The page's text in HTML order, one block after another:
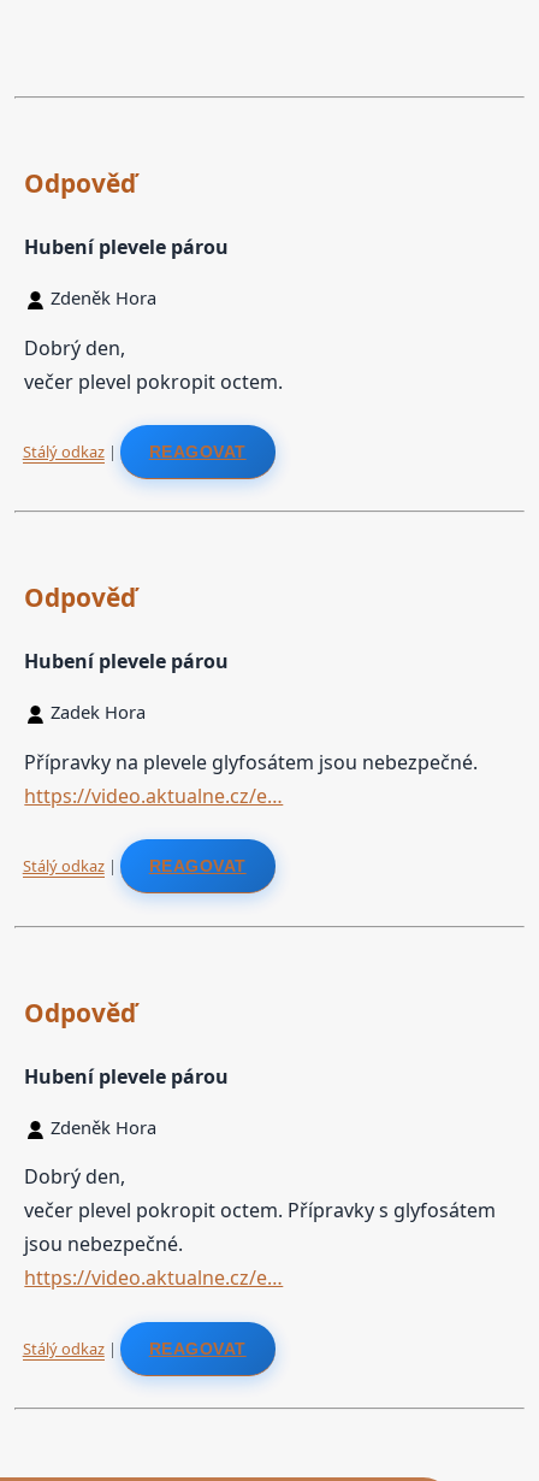
Odpověď
Hubení plevele párou
Zdeněk Hora
Dobrý den,
večer plevel pokropit octem.
Stálý odkaz| REAGOVAT
Odpověď
Hubení plevele párou
Zadek Hora
Přípravky na plevele glyfosátem jsou nebezpečné.
https://video.aktualne.cz/e…
Stálý odkaz| REAGOVAT
Odpověď
Hubení plevele párou
Zdeněk Hora
Dobrý den,
večer plevel pokropit octem. Přípravky s glyfosátem
jsou nebezpečné.
https://video.aktualne.cz/e…
Stálý odkaz| REAGOVAT